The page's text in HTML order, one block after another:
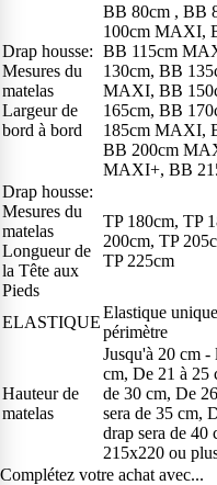
Drap housse:
Mesures du
matelas
Largeur de
bord à bord
BB 80cm , BB
100cm MAXI,
BB 115cm
130cm, BB
MAXI, BB
165cm, BB
185cm MAXI,
BB 200cm
MAXI+, BB
Drap housse:
Mesures du
matelas
Longueur de
la Tête aux
Pieds
TP 180cm, TP
200cm, TP
TP 225cm
ELASTIQUE
Elastique
périmètre
Hauteur de
matelas
Jusqu'à 20 cm -
cm, De 21 à 25
de 30 cm, De
sera de 35 cm,
drap sera de 40
215x220 ou
Complétez votre achat avec...